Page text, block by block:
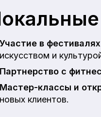
Участие в
искусством и
Партнерство с
Мастер-классы и
новых клиентов.